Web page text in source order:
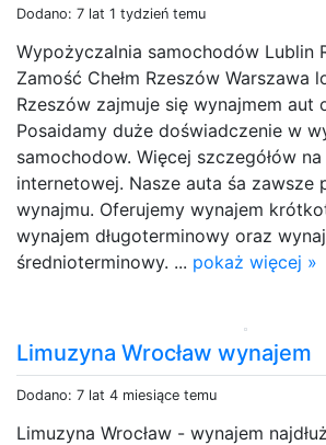
Dodano: 7 lat 1 tydzień temu
Wypożyczalnia samochodów Lublin
Zamość Chełm Rzeszów Warszawa
Rzeszów zajmuje się wynajmem aut
Posaidamy duże doświadczenie w
samochodow. Więcej szczegółów
internetowej. Nasze auta śa zawsze
wynajmu. Oferujemy wynajem
wynajem długoterminowy oraz
średnioterminowy. ... pokaż więcej »
Limuzyna Wrocław wynajem
Dodano: 7 lat 4 miesiące temu
Limuzyna Wrocław - wynajem